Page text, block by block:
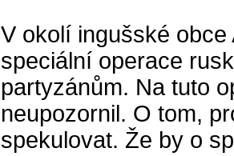
V okolí ingušské
speciální operace
partyzánům. Na tuto
neupozornil. O tom,
spekulovat. Že by o